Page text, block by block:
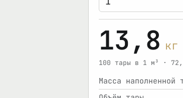
13,8
100 тары в 1 м³ ·
Масса наполненной